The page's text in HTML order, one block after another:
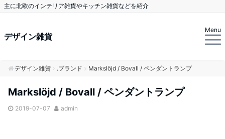
主に北欧のインテリア雑貨やキッチン雑貨などを紹介
デザイン雑貨
Menu
デザイン雑貨 .ブランド Markslöjd / Bovall / ペンダントランプ
Markslöjd / Bovall / ペンダントランプ
2019-07-07 admin